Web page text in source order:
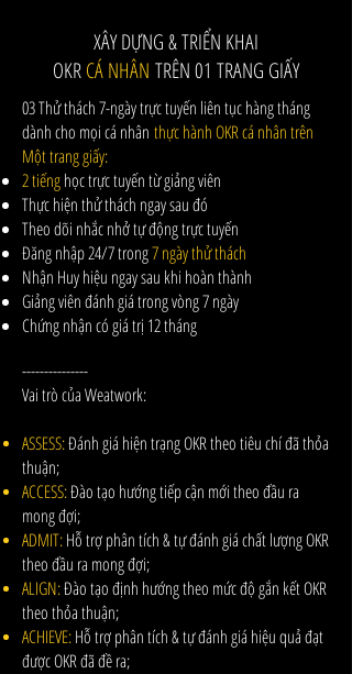
XÂY DỰNG & ​TRIỂN KHAI
OKRCÁ NHÂN TRÊN 01 TRANG GIẤY
03 Thử thách 7-ngày trực tuyến liên tục hàng tháng
dành cho mọi cá nhân thực hành OKR cá nhân trên
Một trang giấy:
2 tiếnghọc trực tuyến từ giảng viên
Thực hiện thử thách ngay sau đó
​Theo dõi nhắc nhở tự động trực tuyến
Đăng nhập 24/7 trong7 ngày thử thách
Nhận Huy hiệu ngay sau khi hoàn thành
Giảng viên đánh giá trong vòng 7 ngày
Chứng nhận có giá trị 12 tháng
---------------
Vai trò của Weatwork:
ASSESS:Đánh giá hiện trạng OKR theo tiêu chí đã thỏa
thuận;
ACCESS:Đào tạo hướng tiếp cận mới theo đầu ra
mong đợi;
ADMIT:Hỗ trợ phân tích & tự đánh giá chất lượng OKR
theo đầu ra mong đợi;
ALIGN:Đào tạo định hướng theo mức độ gắn kết OKR
theo thỏa thuận;
ACHIEVE:Hỗ trợ phân tích & tự đánh giá hiệu quả đạt
được OKR đã đề ra;